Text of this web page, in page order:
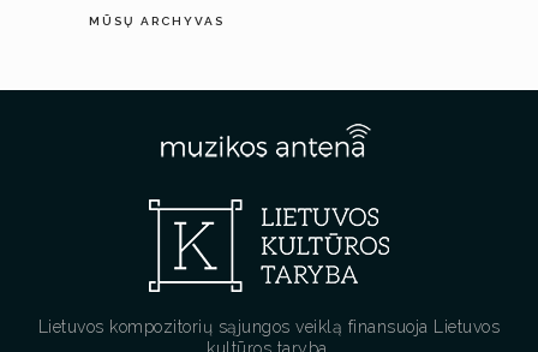
MŪSŲ ARCHYVAS
Lietuvos kompozitorių sąjungos veiklą finansuoja Lietuvos